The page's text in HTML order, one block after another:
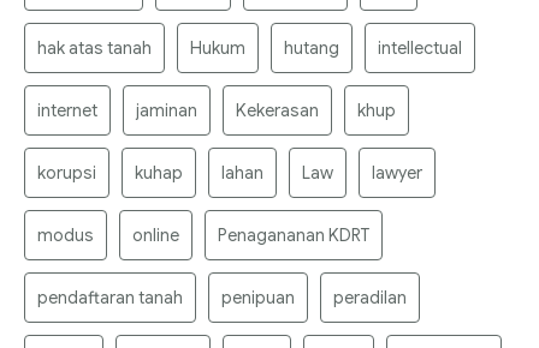
hak atas tanah Hukum hutang intellectual
internet jaminan Kekerasan khup
korupsi kuhap lahan Law lawyer
modus online Penagananan KDRT
pendaftaran tanah penipuan peradilan